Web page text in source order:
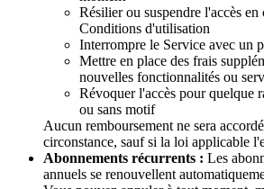
Résilier ou suspendre l'accès
Conditions d'utilisation
Interrompre le Service avec un
Mettre en place des frais
nouvelles fonctionnalités ou
Révoquer l'accès pour quelque
ou sans motif
Aucun remboursement ne sera
circonstance, sauf si la loi applicable
Abonnements récurrents : Les
annuels se renouvellent